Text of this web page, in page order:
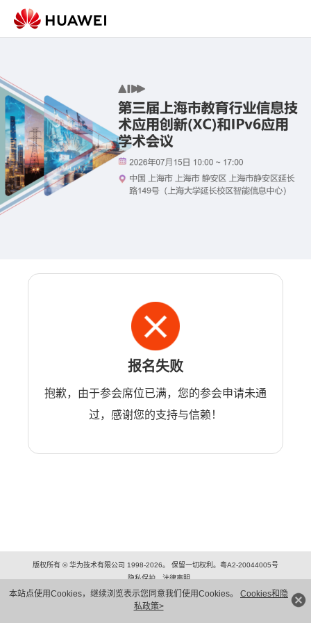
本站点使用Cookies，继续浏览表示您同意我们使用Cookies。 Cookies和隐
私政策>
报名失败
抱歉，由于参会席位已满，您的参会申请未通
过，感谢您的支持与信赖！
版权所有 © 华为技术有限公司 1998-2026。 保留一切权利。粤A2-20044005号
隐私保护
法律声明